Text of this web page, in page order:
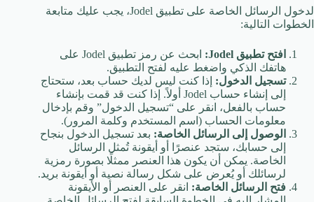
لدخول الرسائل الخاصة على تطبيق Jodel، يجب عليك متابعة
الخطوات التالية:
افتح تطبيق Jodel:
ابحث عن رمز تطبيق Jodel على
هاتفك الذكي واضغط عليه لفتح التطبيق.
تسجيل الدخول: إذا كنت ليس لديك حساب بعد، ستحتاج
إلى إنشاء حساب Jodel أولاً. إذا كنت قد قمت بإنشاء
حساب بالفعل، انقر على “تسجيل الدخول” وقم بإدخال
معلومات الحساب (اسم المستخدم وكلمة المرور).
الوصول إلى الرسائل الخاصة: بعد تسجيل الدخول بنجاح
إلى حسابك، ستجد عنصرًا أو أيقونة تُمثل الرسائل
الخاصة. يمكن أن يكون هذا العنصر ممثلًا بصورة رمزية
لرسائلك أو يُعرض على شكل رسالة نصية أو أيقونة بريد.
فتح الرسائل الخاصة: انقر على العنصر أو الأيقونة